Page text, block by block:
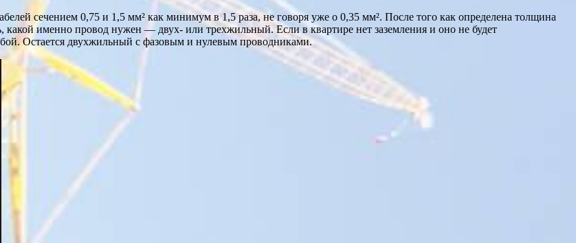
сечением 0,75 и 1,5 мм² как минимум в 1,5 раза, не говоря уже о 0,35 мм². После того как определена толщина
какой именно провод нужен — двух- или трехжильный. Если в квартире нет заземления и оно не будет
Остается двухжильный с фазовым и нулевым проводниками.